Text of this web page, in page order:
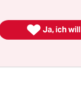
 Ja, ich will